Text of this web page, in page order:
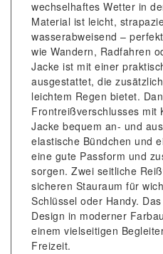
wechselhaftes Wetter in
Material ist leicht,
wasserabweisend –
wie Wandern, Radfahren
Jacke ist mit einer
ausgestattet, die
leichtem Regen bietet.
Frontreißverschlusses mit
Jacke bequem an- und
elastische Bündchen und
eine gute Passform und
sorgen. Zwei seitliche
sicheren Stauraum für
Schlüssel oder Handy.
Design in moderner
einem vielseitigen
Freizeit.